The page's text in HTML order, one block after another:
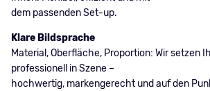
dem passenden Set-up.
Klare Bildsprache
Material, Oberfläche, Proportion: Wir setzen
professionell in Szene –
hochwertig, markengerecht und auf den